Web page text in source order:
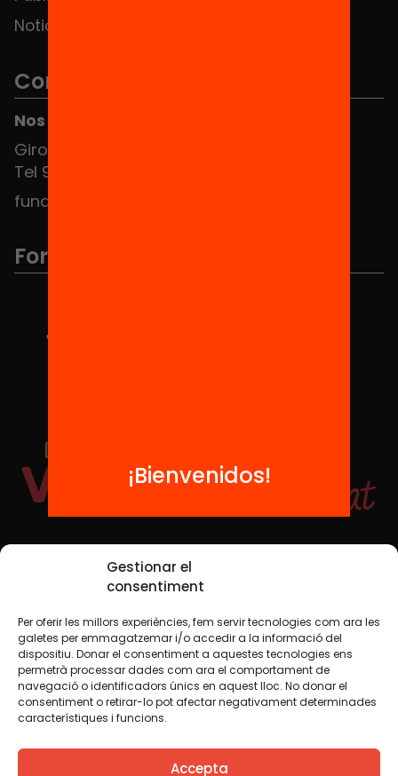
Gestionar el
consentiment
Per oferir les millors experiències, fem servir tecnologies com ara les
galetes per emmagatzemar i/o accedir a la informació del
dispositiu. Donar el consentiment a aquestes tecnologies ens
permetrà processar dades com ara el comportament de
navegació o identificadors únics en aquest lloc. No donar el
consentiment o retirar-lo pot afectar negativament determinades
característiques i funcions.
Accepta
Noticias
Contacto
Nos puedes encontrar en el HUB Social
Girona 34, interior 08010 Barcelona
Tel 934 588 700
fundacio@equitat.org
Formamos parte de...
Redes sociales
TWT YTB IG FB IN
Aviso legalPolítica de cookies
Creemos que el conocimiento debe compartirse. Por eso
utilizamos una licencia Creative Commons, salvo que en
¡Bienvenidos!